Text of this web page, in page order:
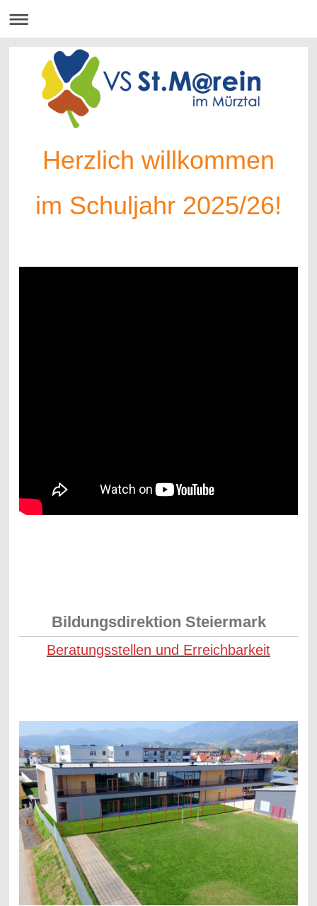
Herzlich willkommen
im Schuljahr 2025/26!
Bildungsdirektion Steiermark
Beratungsstellen und Erreichbarkeit